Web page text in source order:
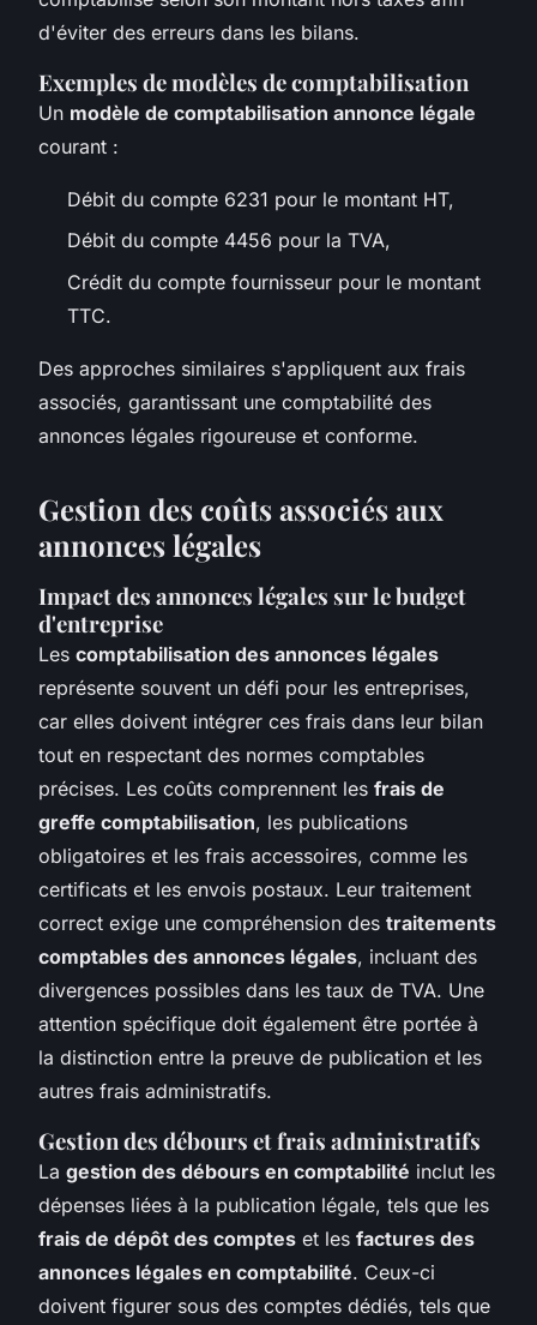
d'éviter des erreurs dans les bilans.
Exemples de modèles de comptabilisation
Un modèle de comptabilisation annonce légale
courant :
Débit du compte 6231 pour le montant HT,
Débit du compte 4456 pour la TVA,
Crédit du compte fournisseur pour le montant
TTC.
Des approches similaires s'appliquent aux frais
associés, garantissant une comptabilité des
annonces légales rigoureuse et conforme.
Gestion des coûts associés aux
annonces légales
Impact des annonces légales sur le budget
d'entreprise
Les comptabilisation des annonces légales
représente souvent un défi pour les entreprises,
car elles doivent intégrer ces frais dans leur bilan
tout en respectant des normes comptables
précises. Les coûts comprennent les frais de
greffe comptabilisation, les publications
obligatoires et les frais accessoires, comme les
certificats et les envois postaux. Leur traitement
correct exige une compréhension des traitements
comptables des annonces légales, incluant des
divergences possibles dans les taux de TVA. Une
attention spécifique doit également être portée à
la distinction entre la preuve de publication et les
autres frais administratifs.
Gestion des débours et frais administratifs
La gestion des débours en comptabilité inclut les
dépenses liées à la publication légale, tels que les
frais de dépôt des comptes et les factures des
annonces légales en comptabilité. Ceux-ci
doivent figurer sous des comptes dédiés, tels que